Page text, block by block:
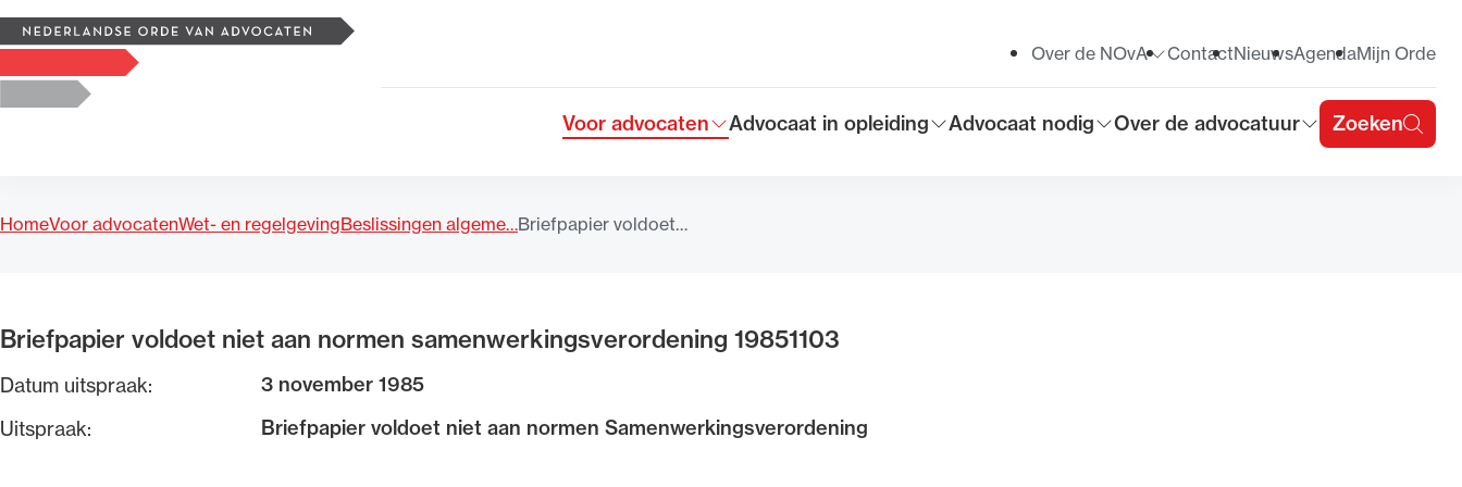
Logo, to the homepage
Toon submenu voor
Voor advocaten
Toon submenu voor
Advocaat in opleiding
Toon submenu voor
Advocaat nodig
Toon submenu voor
Over de advocatuur Zoeken
Toon submenu voor
Over de NOvA ContactNieuwsAgendaMijn Orde
HomeVoor advocatenWet- en regelgevingBeslissingen algeme…Briefpapier voldoet…
Briefpapier voldoet niet aan normen samenwerkingsverordening 19851103
Datum uitspraak: 3 november 1985
Uitspraak: Briefpapier voldoet niet aan normen Samenwerkingsverordening
Zoeken
Uitgelicht